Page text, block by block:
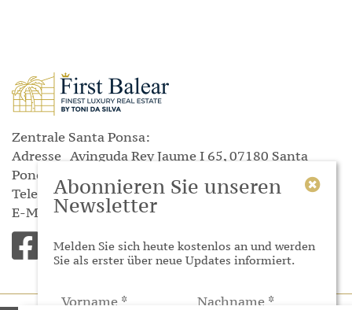
Zentrale Santa Ponsa:
Adresse Avinguda Rey Jaume I 65, 07180 Santa
Ponça
Telefon
(+34) 871 045 644
E-Mail
info@dasilva-mallorcaimmobilien.com
Abonnieren Sie unseren
Newsletter
Melden Sie sich heute kostenlos an und werden
Sie als erster über neue Updates informiert.